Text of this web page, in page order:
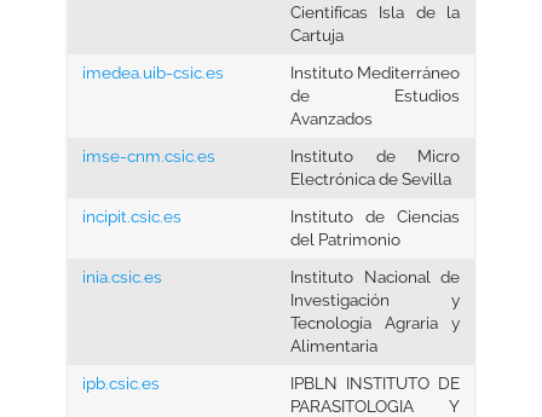
Cientifícas Isla de la
Cartuja
imedea.uib-csic.es
Instituto Mediterráneo
de Estudios
Avanzados
imse-cnm.csic.es
Instituto de Micro
Electrónica de Sevilla
incipit.csic.es
Instituto de Ciencias
del Patrimonio
inia.csic.es
Instituto Nacional de
Investigación y
Tecnología Agraria y
Alimentaria
ipb.csic.es
IPBLN INSTITUTO DE
PARASITOLOGIA Y